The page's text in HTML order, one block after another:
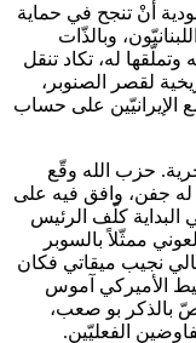
أنْ تنجح في حماية
وبالذّات
له، تكاد تنقل
لقصر الصنوبر،
الإيرانيّين على حساب
حزب الله وقّع
له جفن، وافق فيه على
البداية كلّف الرئيس
ممثّلاً بالسوبر
نجيب ميقاتي فكان
الأميركي آموس
بالذكر بو صعب،
الفعليّين.